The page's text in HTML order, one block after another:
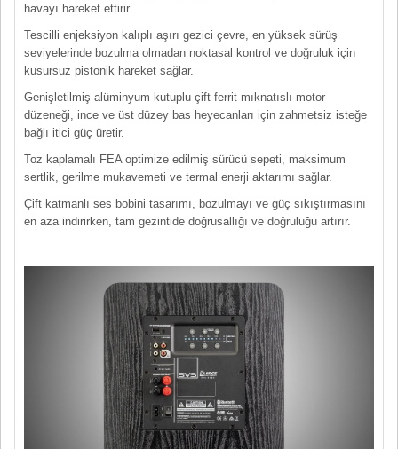
havayı hareket ettirir.
Tescilli enjeksiyon kalıplı aşırı gezici çevre, en yüksek sürüş
seviyelerinde bozulma olmadan noktasal kontrol ve doğruluk için
kusursuz pistonik hareket sağlar.
Genişletilmiş alüminyum kutuplu çift ferrit mıknatıslı motor
düzeneği, ince ve üst düzey bas heyecanları için zahmetsiz isteğe
bağlı itici güç üretir.
Toz kaplamalı FEA optimize edilmiş sürücü sepeti, maksimum
sertlik, gerilme mukavemeti ve termal enerji aktarımı sağlar.
Çift katmanlı ses bobini tasarımı, bozulmayı ve güç sıkıştırmasını
en aza indirirken, tam gezintide doğrusallığı ve doğruluğu artırır.